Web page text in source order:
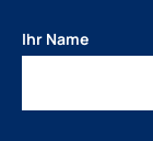
Ihr Name